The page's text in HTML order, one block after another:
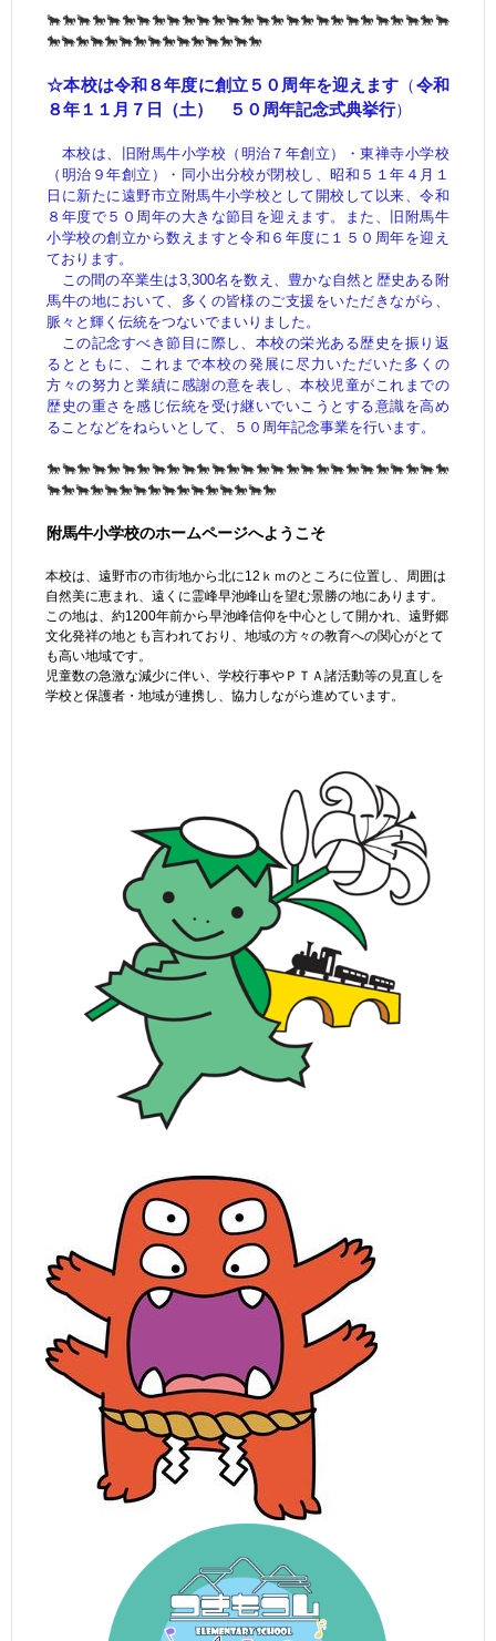
🐂🐎🐂🐎🐂🐎🐂🐎🐂🐎🐂🐎🐂🐎🐂🐎🐂🐎🐂🐎🐂🐎🐂🐎🐂🐎🐂
🐎🐂🐎🐂🐎🐂🐎🐂🐎🐂🐎🐂🐎🐂🐎
☆本校は令和８年度に創立５０周年を迎えます （令和
８年１１月７日（土） ５０周年記念式典挙行）
本校は、旧附馬牛小学校（明治７年創立）・東禅寺小学校
（明治９年創立）・同小出分校が閉校し、昭和５１年４月１
日に新たに遠野市立附馬牛小学校として開校して以来、令和
８年度で５０周年の大きな節目を迎えます。また、旧附馬牛
小学校の創立から数えますと令和６年度に１５０周年を迎え
ております。
この間の卒業生は3,300名を数え、豊かな自然と歴史ある附
馬牛の地において、多くの皆様のご支援をいただきながら、
脈々と輝く伝統をつないでまいりました。
この記念すべき節目に際し、本校の栄光ある歴史を振り返
るとともに、これまで本校の発展に尽力いただいた多くの
方々の努力と業績に感謝の意を表し、本校児童がこれまでの
歴史の重さを感じ伝統を受け継いでいこうとする意識を高め
ることなどをねらいとして、５０周年記念事業を行います。
🐎🐂🐎🐂🐎🐂🐎🐂🐎🐂🐎🐂🐎🐂🐎🐂🐎🐂🐎🐂🐎🐂🐎🐂🐎🐂🐎
🐂🐎🐂🐎🐂🐎🐂🐎🐂🐎🐂🐎🐂🐎🐂🐎
附馬牛小学校のホームページへようこそ
本校は、遠野市の市街地から北に12ｋｍのところに位置し、周囲は
自然美に恵まれ、遠くに霊峰早池峰山を望む景勝の地にあります。
この地は、約1200年前から早池峰信仰を中心として開かれ、遠野郷
文化発祥の地とも言われており、地域の方々の教育への関心がとて
も高い地域です。
児童数の急激な減少に伴い、学校行事やＰＴＡ諸活動等の見直しを
学校と保護者・地域が連携し、協力しながら進めています。